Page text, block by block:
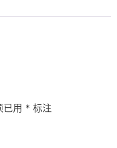
已用 * 标注